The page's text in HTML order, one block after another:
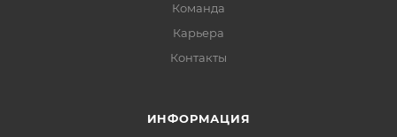
Команда
Карьера
Контакты
ИНФОРМАЦИЯ